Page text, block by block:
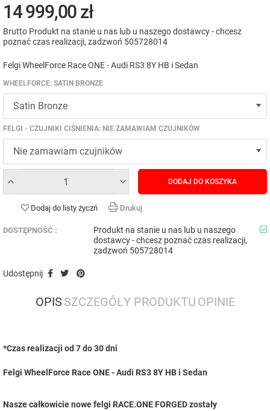
14 999,00 zł
Brutto Produkt na stanie u nas lub u naszego dostawcy - chcesz
poznać czas realizacji, zadzwoń 505728014
Felgi WheelForce Race ONE - Audi RS3 8Y HB i Sedan
WHEELFORCE: SATIN BRONZE
FELGI - CZUJNIKI CIŚNIENIA: NIE ZAMAWIAM CZUJNIKÓW
DODAJ DO KOSZYKA
Dodaj do listy życzń Drukuj
DOSTĘPNOŚĆ :
Produkt na stanie u nas lub u naszego
dostawcy - chcesz poznać czas realizacji,
zadzwoń 505728014
Udostępnij
OPIS SZCZEGÓŁY PRODUKTU OPINIE
*Czas realizacji od 7 do 30 dni
Felgi WheelForce Race ONE - Audi RS3 8Y HB i Sedan
Nasze całkowicie nowe felgi RACE.ONE FORGED zostały